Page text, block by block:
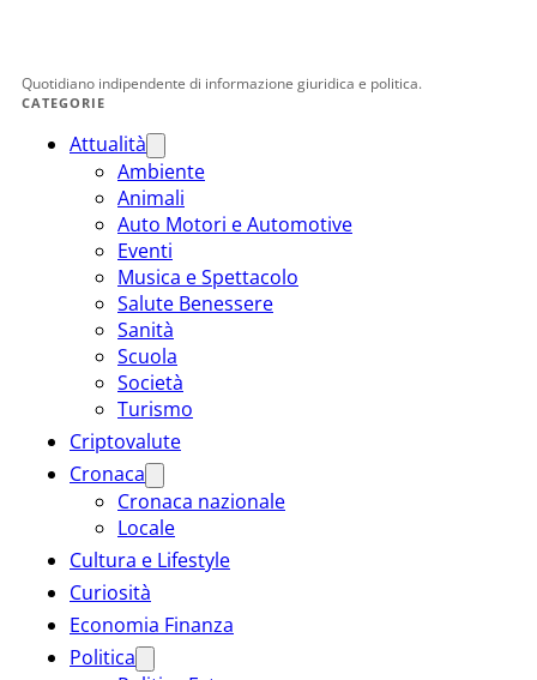
Quotidiano indipendente di informazione giuridica e politica.
CATEGORIE
Attualità
Ambiente
Animali
Auto Motori e Automotive
Eventi
Musica e Spettacolo
Salute Benessere
Sanità
Scuola
Società
Turismo
Criptovalute
Cronaca
Cronaca nazionale
Locale
Cultura e Lifestyle
Curiosità
Economia Finanza
Politica